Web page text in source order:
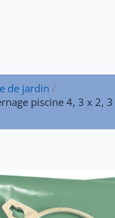
de jardin
piscine 4, 3 x 2,